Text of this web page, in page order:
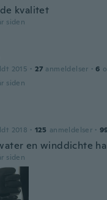
kvalitet
siden
2015 · 27 anmeldelser · 6
siden
2018 · 125 anmeldelser ·
en winddichte
siden